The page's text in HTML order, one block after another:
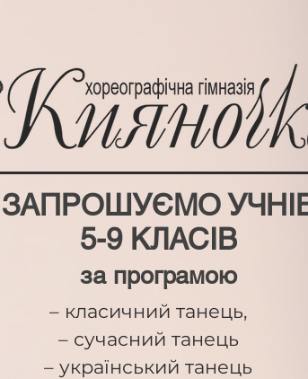
– класичний танець,
– сучасний танець
– український танець
ЗАПРОШУЄМО
5-9 КЛАСІВ
за програмою